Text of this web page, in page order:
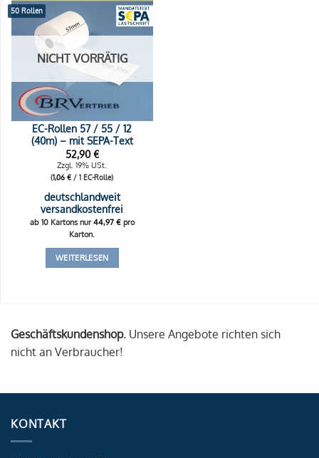
50 Rollen
NICHT VORRÄTIG
EC-Rollen 57 / 55 / 12
(40m) – mit SEPA-Text
52,90€
Zzgl. 19% USt.
(1,06€ / 1 EC-Rolle)
deutschlandweit
versandkostenfrei
ab 10 Kartons nur44,97 €pro
Karton.
WEITERLESEN
Geschäftskundenshop. Unsere Angebote richten sich
nicht an Verbraucher!
KONTAKT